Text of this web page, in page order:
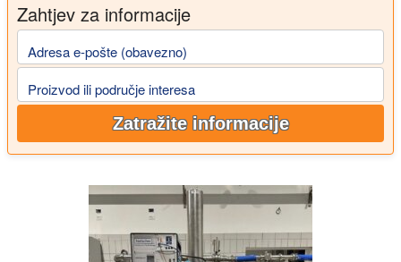
Zahtjev za informacije
Adresa e-pošte (obavezno)
Proizvod ili područje interesa
Zatražite informacije